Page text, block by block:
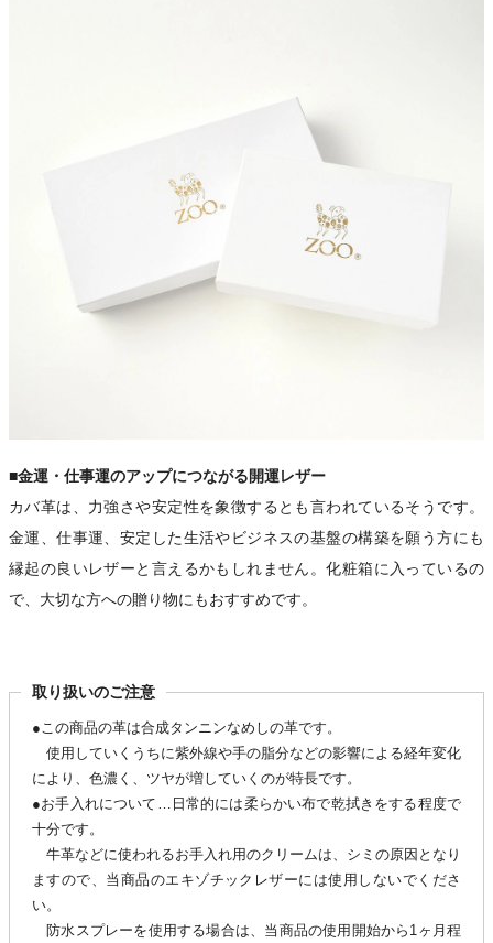
■金運・仕事運のアップにつながる開運レザー
カバ革は、力強さや安定性を象徴するとも言われているそうです。
金運、仕事運、安定した生活やビジネスの基盤の構築を願う方にも
縁起の良いレザーと言えるかもしれません。化粧箱に入っているの
で、大切な方への贈り物にもおすすめです。
取り扱いのご注意
●この商品の革は合成タンニンなめしの革です。
使用していくうちに紫外線や手の脂分などの影響による経年変化
により、色濃く、ツヤが増していくのが特長です。
●お手入れについて…日常的には柔らかい布で乾拭きをする程度で
十分です。
牛革などに使われるお手入れ用のクリームは、シミの原因となり
ますので、当商品のエキゾチックレザーには使用しないでくださ
い。
防水スプレーを使用する場合は、当商品の使用開始から1ヶ月程